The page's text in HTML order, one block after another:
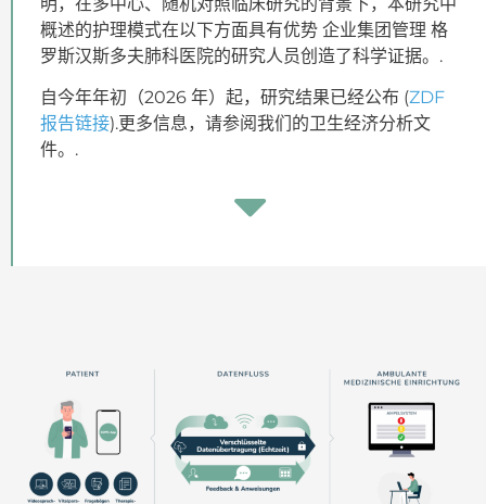
概述的护理模式在以下方面具有优势 企业集团管理 格
罗斯汉斯多夫肺科医院的研究人员创造了科学证据。.
自今年年初（2026 年）起，研究结果已经公布 (ZDF
报告链接).更多信息，请参阅我们的卫生经济分析文
件。.